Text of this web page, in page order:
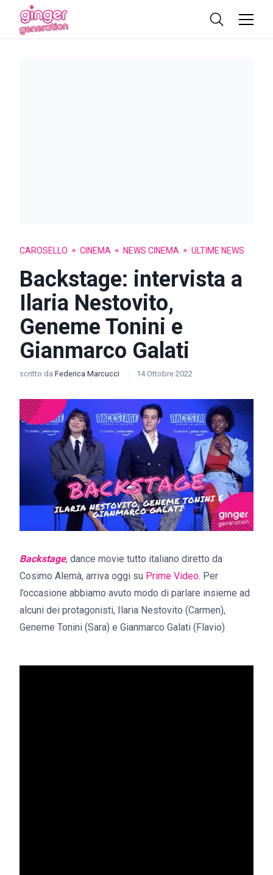
CAROSELLO CINEMA NEWS CINEMA ULTIME NEWS
Backstage: intervista a
Ilaria Nestovito,
Geneme Tonini e
Gianmarco Galati
scritto da Federica Marcucci 14 Ottobre 2022
Backstage, dance movie tutto italiano diretto da
Cosimo Alemà, arriva oggi su Prime Video. Per
l’occasione abbiamo avuto modo di parlare insieme ad
alcuni dei protagonisti, Ilaria Nestovito (Carmen),
Geneme Tonini (Sara) e Gianmarco Galati (Flavio).